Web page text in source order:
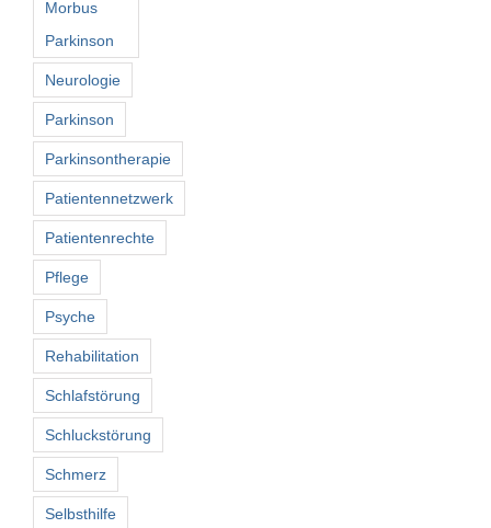
Morbus
Parkinson
Neurologie
Parkinson
Parkinsontherapie
Patientennetzwerk
Patientenrechte
Pflege
Psyche
Rehabilitation
Schlafstörung
Schluckstörung
Schmerz
Selbsthilfe